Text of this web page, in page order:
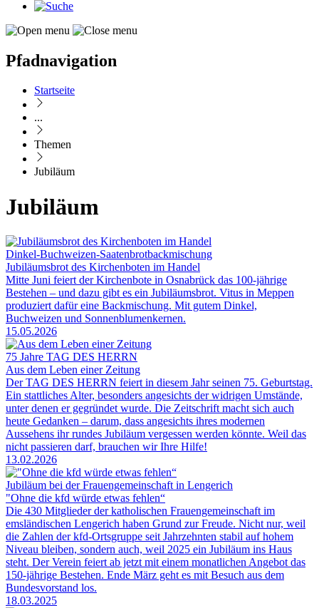
Pfadnavigation
Startseite
...
Themen
Jubiläum
Jubiläum
Dinkel-Buchweizen-Saatenbrotbackmischung
Jubiläumsbrot des Kirchenboten im Handel
Mitte Juni feiert der Kirchenbote in Osnabrück das 100-jährige
Bestehen – und dazu gibt es ein Jubiläumsbrot. Vitus in Meppen
produziert dafür eine Backmischung. Mit gutem Dinkel,
Buchweizen und Sonnenblumenkernen.
15.05.2026
75 Jahre TAG DES HERRN
Aus dem Leben einer Zeitung
Der TAG DES HERRN feiert in diesem Jahr seinen 75. Geburtstag.
Ein stattliches Alter, besonders angesichts der widrigen Umstände,
unter denen er gegründet wurde. Die Zeitschrift macht sich auch
heute Gedanken – darum, dass angesichts ihres modernen
Aussehens ihr rundes Jubiläum vergessen werden könnte. Weil das
nicht passieren darf, brauchen wir Ihre Hilfe!
13.02.2026
Jubiläum bei der Frauengemeinschaft in Lengerich
"Ohne die kfd würde etwas fehlen“
Die 430 Mitglieder der katholischen Frauengemeinschaft im
emsländischen Lengerich haben Grund zur Freude. Nicht nur, weil
die Zahlen der kfd-Ortsgruppe seit Jahrzehnten stabil auf hohem
Niveau bleiben, sondern auch, weil 2025 ein Jubiläum ins Haus
steht. Der Verein feiert ab jetzt mit einem monatlichen Angebot das
150-jährige Bestehen. Ende März geht es mit Besuch aus dem
Bundesvorstand los.
18.03.2025